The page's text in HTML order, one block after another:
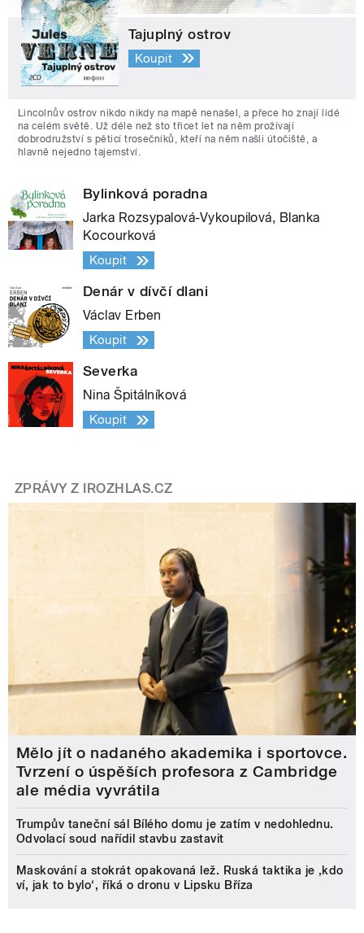
Tajuplný ostrov
Koupit
Lincolnův ostrov nikdo nikdy na mapě nenašel, a přece ho znají lidé
na celém světě. Už déle než sto třicet let na něm prožívají
dobrodružství s pěticí trosečníků, kteří na něm našli útočiště, a
hlavně nejedno tajemství.
Bylinková poradna
Jarka Rozsypalová-Vykoupilová, Blanka
Kocourková
Koupit
Denár v dívčí dlani
Václav Erben
Koupit
Severka
Nina Špitálníková
Koupit
ZPRÁVY Z IROZHLAS.CZ
Mělo jít o nadaného akademika i sportovce.
Tvrzení o úspěších profesora z Cambridge
ale média vyvrátila
Trumpův taneční sál Bílého domu je zatím v nedohlednu.
Odvolací soud nařídil stavbu zastavit
Maskování a stokrát opakovaná lež. Ruská taktika je ‚kdo
ví, jak to bylo‘, říká o dronu v Lipsku Bříza